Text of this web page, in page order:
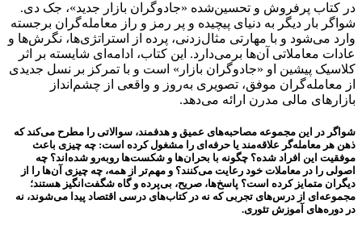
در کتاب پرفروش و تحسین‌شده «جادوگران بازار جدید»، جک دی.
شواگر بار دیگر به دنیای پیچیده و پر رمز و راز معامله‌گران برجسته
وارد می‌شود و با مهارتی مثال‌زدنی، پرده از استراتژی‌ها، نگرش‌ها و
عادات معاملاتی آن‌ها برمی‌دارد. این کتاب، ادامه‌ای شایسته بر اثر
کلاسیک پیشین او «جادوگران بازار» است و با تمرکز بر نسل جدیدی
از معامله‌گران موفق، تصویری به‌روز و واقعی از چشم‌انداز
بازارهای مالی مدرن ارائه می‌دهد.
شواگر در این مجموعه مصاحبه‌های عمیق و هدفمند، سوالاتی را مطرح می‌کند که
ذهن هر معامله‌گر علاقه‌مند یا حرفه‌ای را مشغول کرده است: چه چیزی باعث
موفقیت این افراد شده؟ چگونه با بحران‌ها و شکست‌ها روبه‌رو شده‌اند؟ چه
اصولی را در معاملات خود رعایت می‌کنند؟ و مهم‌تر از همه، چه چیزی آن‌ها را از
دیگران متمایز کرده است؟ پاسخ‌ها، صریح، بی‌پرده و گاه شگفت‌انگیز هستند؛
مجموعه‌ای از درس‌های تجربی که نه در کتاب‌های درسی اقتصاد پیدا می‌شوند، نه
در دوره‌های آموزش تئوری.